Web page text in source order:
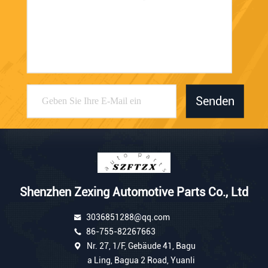
Senden
Shenzhen Zexing Automotive Parts Co., Ltd
3036851288@qq.com
86-755-82267663
Nr. 27, 1/F, Gebäude 41, Bagu
a Ling, Bagua 2 Road, Yuanli